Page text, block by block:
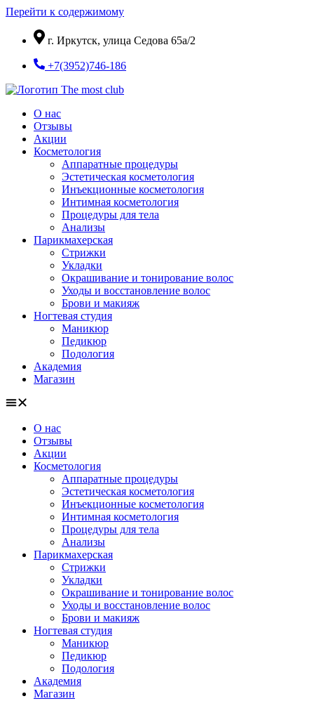
Перейти к содержимому
г. Иркутск, улица Седова 65а/2
+7(3952)746-186
О нас
Отзывы
Акции
Косметология
Аппаратные процедуры
Эстетическая косметология
Инъекционные косметология
Интимная косметология
Процедуры для тела
Анализы
Парикмахерская
Стрижки
Укладки
Окрашивание и тонирование волос
Уходы и восстановление волос
Брови и макияж
Ногтевая студия
Маникюр
Педикюр
Подология
Академия
Магазин
О нас
Отзывы
Акции
Косметология
Аппаратные процедуры
Эстетическая косметология
Инъекционные косметология
Интимная косметология
Процедуры для тела
Анализы
Парикмахерская
Стрижки
Укладки
Окрашивание и тонирование волос
Уходы и восстановление волос
Брови и макияж
Ногтевая студия
Маникюр
Педикюр
Подология
Академия
Магазин